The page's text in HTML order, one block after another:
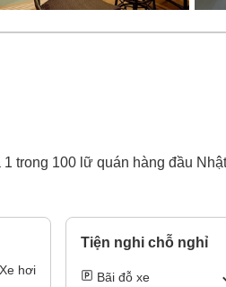
trong 100 lữ quán hàng đầu
Xe hơi
Tiện nghi chỗ nghỉ
Bãi đỗ xe